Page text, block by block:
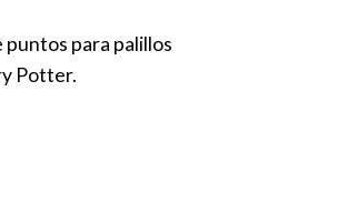
puntos para palillos
Potter.